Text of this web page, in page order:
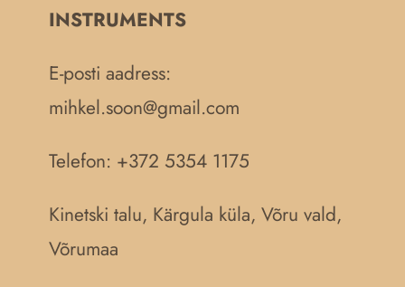
INSTRUMENTS
E-posti aadress:
mihkel.soon@gmail.com
Telefon: +372 5354 1175
Kinetski talu, Kärgula küla, Võru vald,
Võrumaa